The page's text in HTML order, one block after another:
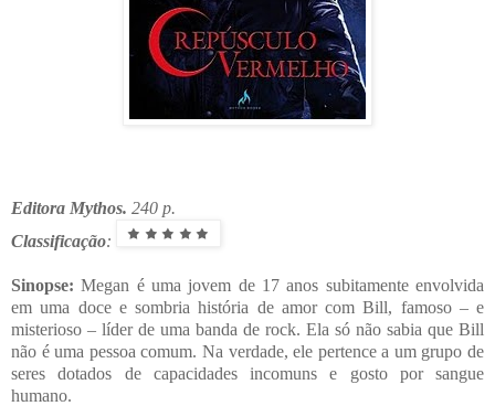
Editora Mythos. 240 p.
Classificação:
Sinopse: Megan é uma jovem de 17 anos subitamente envolvida
em uma doce e sombria história de amor com Bill, famoso – e
misterioso – líder de uma banda de rock. Ela só não sabia que Bill
não é uma pessoa comum. Na verdade, ele pertence a um grupo de
seres dotados de capacidades incomuns e gosto por sangue
humano.